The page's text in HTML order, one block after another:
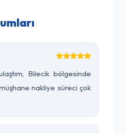
Bilecik bölgesinde
nakliye süreci çok